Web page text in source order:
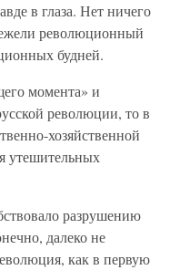
в глаза. Нет ничего
революционный
будней.
момента» и
революции, то в
хозяйственной
утешительных
разрушению
далеко не
как в первую